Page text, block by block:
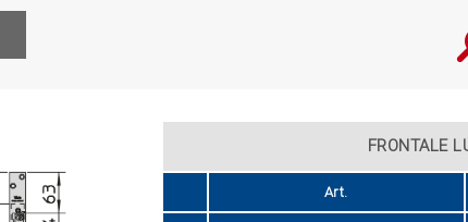
FRONTALE
Art.